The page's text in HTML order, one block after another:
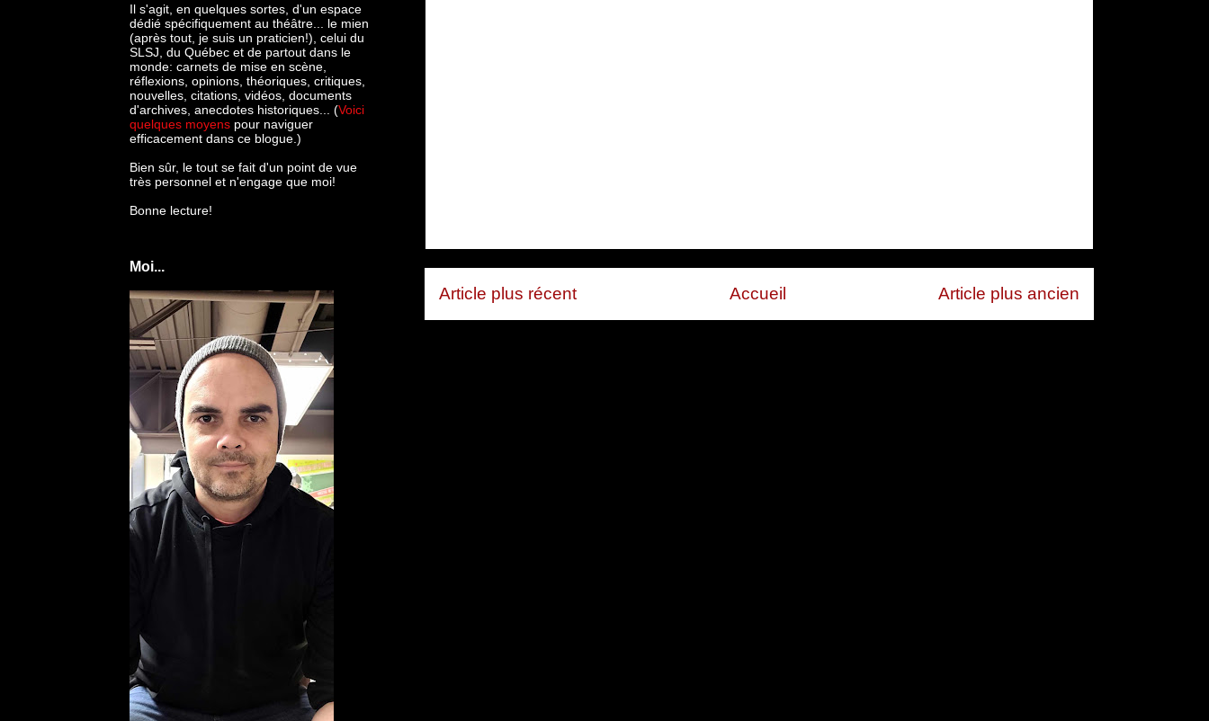
Article plus récent Article plus ancien
Accueil
Il s'agit, en quelques sortes, d'un espace
dédié spécifiquement au théâtre... le mien
(après tout, je suis un praticien!), celui du
SLSJ, du Québec et de partout dans le
monde: carnets de mise en scène,
réflexions, opinions, théoriques, critiques,
nouvelles, citations, vidéos, documents
d'archives, anecdotes historiques... (Voici
quelques moyens pour naviguer
efficacement dans ce blogue.)
Bien sûr, le tout se fait d'un point de vue
très personnel et n'engage que moi!
Bonne lecture!
Moi...